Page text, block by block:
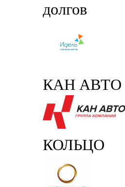
долгов
КАН АВТО
КОЛЬЦО